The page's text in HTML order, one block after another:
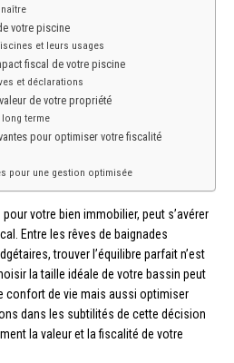
votre piscine
et leurs usages
fiscal de votre piscine
et déclarations
de votre propriété
terme
pour optimiser votre fiscalité
pour une gestion optimisée
votre bien immobilier, peut s’avérer
Entre les rêves de baignades
trouver l’équilibre parfait n’est
la taille idéale de votre bassin peut
confort de vie mais aussi optimiser
dans les subtilités de cette décision
la valeur et la fiscalité de votre